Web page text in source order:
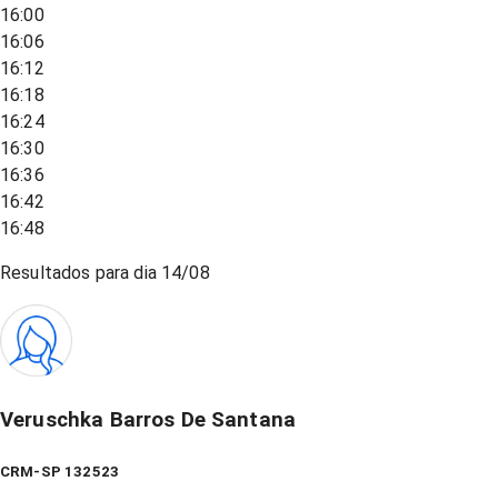
16:00
16:06
16:12
16:18
16:24
16:30
16:36
16:42
16:48
Resultados para dia 14/08
Veruschka Barros De Santana
CRM-SP 132523